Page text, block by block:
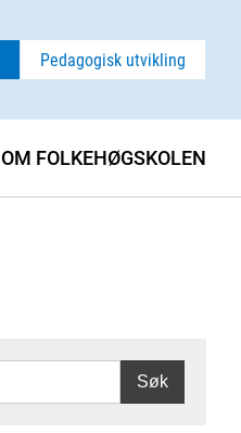
Pedagogisk utvikling
OM FOLKEHØGSKOLEN
Søk